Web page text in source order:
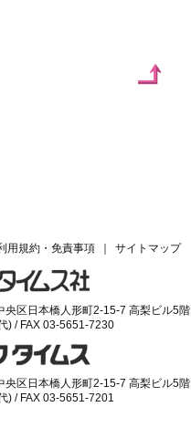
サイトマップ
用規約・免責事項
央区日本橋人形町2-15-7 高梨ビル5階
) / FAX 03-5651-7230
央区日本橋人形町2-15-7 高梨ビル5階
) / FAX 03-5651-7201